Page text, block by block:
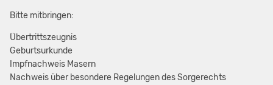
Bitte mitbringen:
Übertrittszeugnis
Geburtsurkunde
Impfnachweis Masern
Nachweis über besondere Regelungen des Sorgerechts